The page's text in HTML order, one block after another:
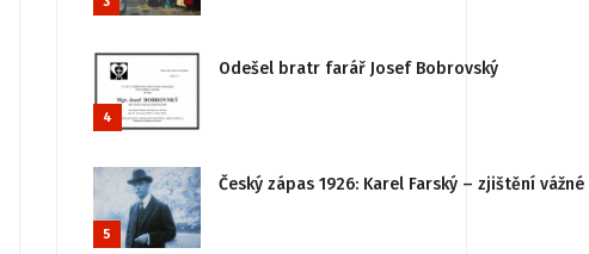
4
Odešel bratr farář Josef Bobrovský
5
Český zápas 1926: Karel Farský – zjištění